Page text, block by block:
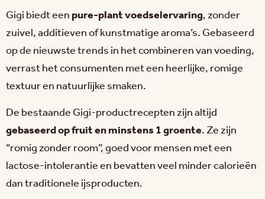
Gigi biedt eenpure-plant voedselervaring, zonder
zuivel, additieven of kunstmatige aroma’s. Gebaseerd
op de nieuwste trends in het combineren van voeding,
verrast het consumenten met een heerlijke, romige
textuur en natuurlijke smaken.
De bestaande Gigi-productrecepten zijn altijd
gebaseerd op fruit en minstens 1 groente. Ze zijn
“romig zonder room”, goed voor mensen met een
lactose-intolerantie en bevatten veel minder calorieën
dan traditionele ijsproducten.